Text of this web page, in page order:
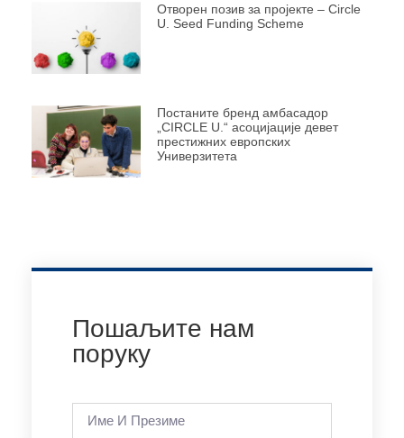
Отворен позив за пројекте – Circle
U. Seed Funding Scheme
Постаните бренд амбасадор
„CIRCLE U.“ асоцијације девет
престижних европских
Универзитета
Пошаљите нам
поруку